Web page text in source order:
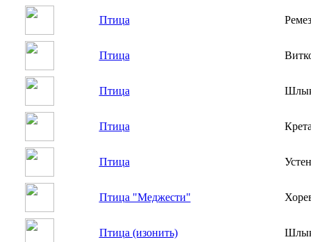
Птица
Птица
Птица
Птица
Птица
Птица "Меджести"
Птица (изонить)